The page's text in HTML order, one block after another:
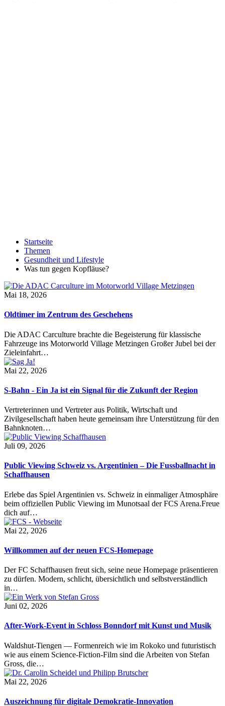
Startseite
Themen
Gesundheit und Lifestyle
Was tun gegen Kopfläuse?
Mai 18, 2026
Oldtimer im Zentrum des Geschehens
Die ADAC Carculture brachte die Begeisterung für klassische
Fahrzeuge ins Motorworld Village Metzingen Großer Jubel bei der
Zieleinfahrt…
Mai 22, 2026
S-Bahn - Ein Ja ist ein Signal für die Zukunft der Region
Vertreterinnen und Vertreter aus Politik, Wirtschaft und
Zivilgesellschaft haben heute gemeinsam ihre Unterstützung für den
Bahnknoten…
Juli 09, 2026
Public Viewing Schweiz vs. Argentinien – Die Fussballnacht in
Schaffhausen
Erlebe das Spiel Argentinien vs. Schweiz in einmaliger Atmosphäre
beim offiziellen Public Viewing im Munotsaal der FCS Arena.Freue
dich auf…
Mai 22, 2026
Willkommen auf der neuen FCS-Homepage
Der FC Schaffhausen freut sich, seine neue Homepage präsentieren
zu dürfen. Modern, schlicht, übersichtlich und selbstverständlich
in…
Juni 02, 2026
After-Work-Event in Schloss Bonndorf mit Kunst und Musik
Waldshut-Tiengen — Formenreich wie im Rokoko und futuristisch
wie aus einem Science-Fiction-Film sind die Arbeiten von Stefan
Gross, die…
Mai 22, 2026
Auszeichnung für digitale Demokratie-Innovation